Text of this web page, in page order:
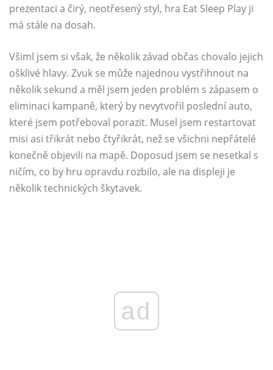
prezentaci a čirý, neotřesený styl, hra Eat Sleep Play ji
má stále na dosah.
Všiml jsem si však, že několik závad občas chovalo jejich
ošklivé hlavy. Zvuk se může najednou vystřihnout na
několik sekund a měl jsem jeden problém s zápasem o
eliminaci kampaně, který by nevytvořil poslední auto,
které jsem potřeboval porazit. Musel jsem restartovat
misi asi třikrát nebo čtyřikrát, než se všichni nepřátelé
konečně objevili na mapě. Doposud jsem se nesetkal s
ničím, co by hru opravdu rozbilo, ale na displeji je
několik technických škytavek.
ad